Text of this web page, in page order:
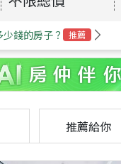
錢的房子？ 推薦
推薦給你